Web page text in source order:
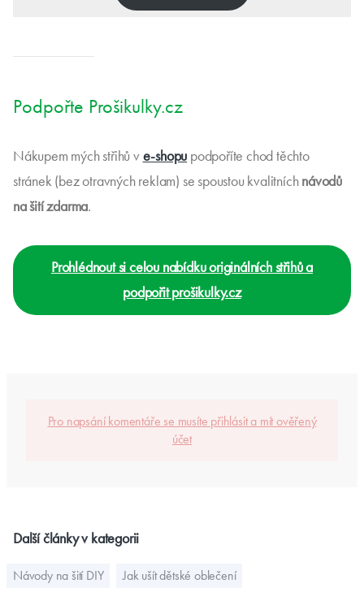
Podpořte Prošikulky.cz
Nákupem mých střihů ve-shopu podpoříte chod těchto
stránek (bez otravných reklam) se spoustou kvalitníchnávodů
na šití zdarma.
Prohlédnout si celou nabídku originálních střihů a
podpořit prošikulky.cz
Pro napsání komentáře se musíte přihlásit a mít ověřený
účet
Další články v kategorii
Návody na šití DIY
Jak ušít dětské oblečení